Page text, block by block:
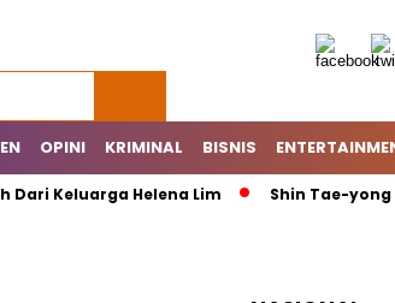
OPINI KRIMINAL BISNIS
Helena Lim Shin Tae-yong